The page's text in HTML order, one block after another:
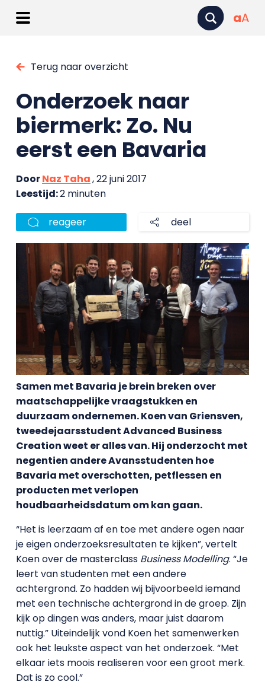
aA
Terug naar overzicht
Onderzoek naar
biermerk: Zo. Nu
eerst een Bavaria
DoorNaz Taha, 22 juni 2017
Leestijd:2 minuten
reageer deel
Samen met Bavaria je brein breken over
maatschappelijke vraagstukken en
duurzaam ondernemen. Koen van Griensven,
tweedejaarsstudent Advanced Business
Creation weet er alles van. Hij onderzocht met
negentien andere Avansstudenten hoe
Bavaria met overschotten, petflessen en
producten met verlopen
houdbaarheidsdatum om kan gaan.
“Het is leerzaam af en toe met andere ogen naar
je eigen onderzoeksresultaten te kijken”, vertelt
Koen over de masterclass Business Modelling. “Je
leert van studenten met een andere
achtergrond. Zo hadden wij bijvoorbeeld iemand
met een technische achtergrond in de groep. Zijn
kijk op dingen was anders, maar juist daarom
nuttig.” Uiteindelijk vond Koen het samenwerken
ook het leukste aspect van het onderzoek. “Met
elkaar iets moois realiseren voor een groot merk.
Dat is zo cool.”